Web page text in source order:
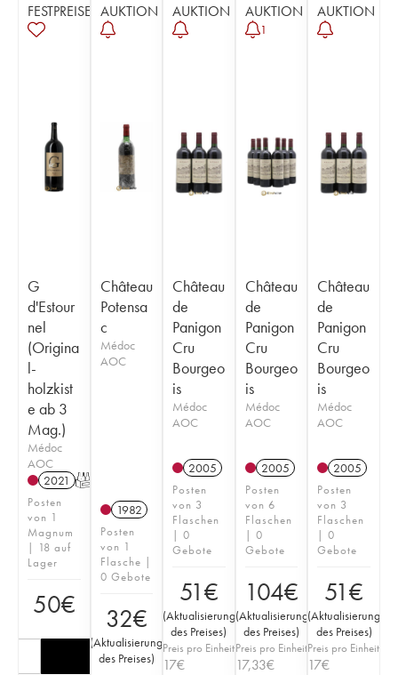
FESTPREISE
G
d'Estour
nel
(Origina
l-
holzkist
e ab 3
Mag.)
Médoc
AOC
2021 T
Posten
von 1
Magnum
| 18 auf
Lager
50€
AUKTION
Château
Potensa
c
Médoc
AOC
1982
Posten
von 1
Flasche |
0 Gebote
32€
(Aktualisierung
des Preises)
AUKTION
Château
de
Panigon
Cru
Bourgeo
is
Médoc
AOC
2005
Posten
von 3
Flaschen
| 0
Gebote
51€
(Aktualisierung
des Preises)
Preis pro Einheit
17€
AUKTION
1
Château
de
Panigon
Cru
Bourgeo
is
Médoc
AOC
2005
Posten
von 6
Flaschen
| 0
Gebote
104€
(Aktualisierung
des Preises)
Preis pro Einheit
17,33€
AUKTION
Château
de
Panigon
Cru
Bourgeo
is
Médoc
AOC
2005
Posten
von 3
Flaschen
| 0
Gebote
51€
(Aktualisierung
des Preises)
Preis pro Einheit
17€